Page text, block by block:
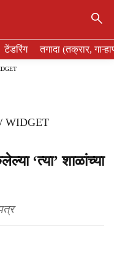
टेंडरिंग तगादा (तक्रार,
WIDGET
‘त्या’ शाळांच्या